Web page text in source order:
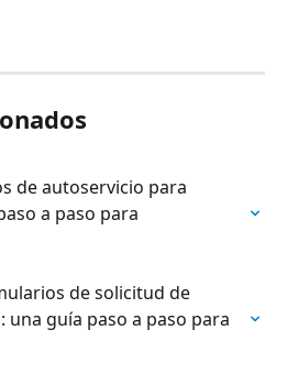
de autoservicio para
a paso para
de solicitud de
una guía paso a paso para